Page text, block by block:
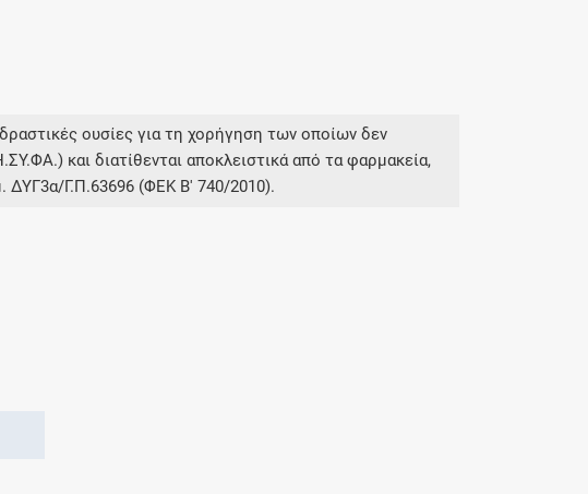
ουσίες για τη χορήγηση των οποίων δεν
και διατίθενται αποκλειστικά από τα φαρμακεία,
Γ.Π.63696 (ΦΕΚ Β' 740/2010).